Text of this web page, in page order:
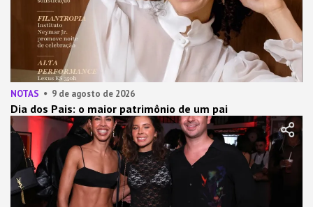
NOTAS 9 de agosto de 2026
Dia dos Pais: o maior patrimônio de um pai